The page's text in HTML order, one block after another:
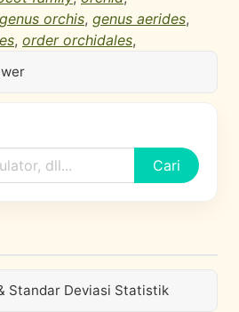
genus orchis, genus aerides,
, order orchidales,
Cari
Standar Deviasi Statistik